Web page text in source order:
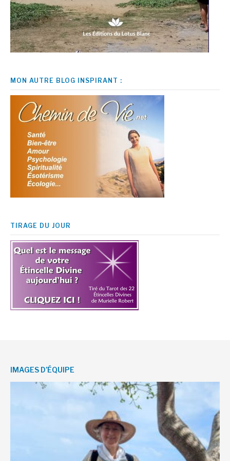
MON AUTRE BLOG INSPIRANT :
TIRAGE DU JOUR
IMAGES D’ÉQUIPE